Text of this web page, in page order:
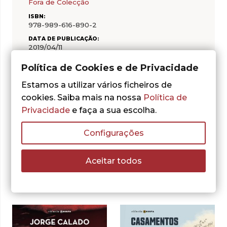
Fora de Colecção
ISBN:
978-989-616-890-2
DATA DE PUBLICAÇÃO:
2019/04/11
192
CAPA:
Brochada/capa mole
Outras sugestões
Política de Cookies e de Privacidade
Estamos a utilizar vários ficheiros de
cookies. Saiba mais na nossa Política de
Privacidade e faça a sua escolha.
Configurações
Aceitar todos